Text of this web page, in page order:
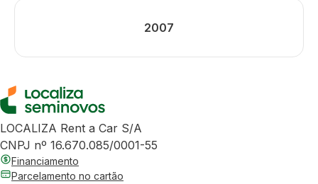
2007
LOCALIZA Rent a Car S/A
CNPJ nº 16.670.085/0001-55
Financiamento
Parcelamento no cartão